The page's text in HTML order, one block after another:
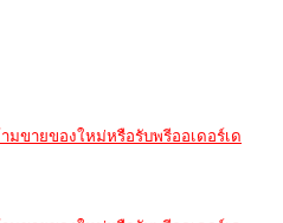
มขายของใหม่หรือรับพรีออเดอร์เด